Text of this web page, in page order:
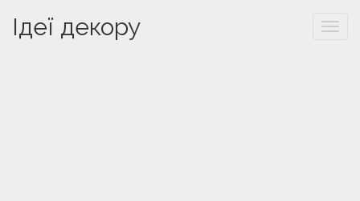
Ідеї декору